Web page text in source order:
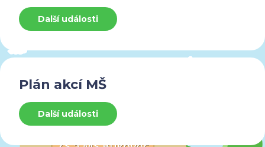
Další události
Plán akcí MŠ
Další události